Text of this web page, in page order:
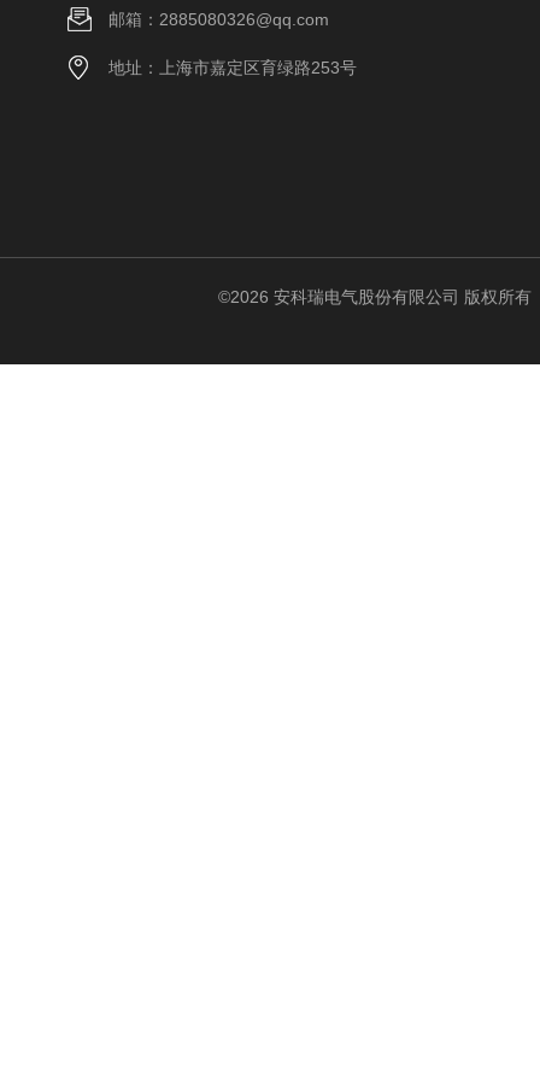
邮箱：2885080326@qq.com
地址：上海市嘉定区育绿路253号
©2026 安科瑞电气股份有限公司 版权所